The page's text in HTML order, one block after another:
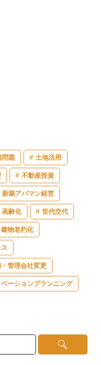
問題 土地活用
不動産投資
新築アパマン経営
高齢化 世代交代
建物老朽化
管理会社変更
ベーションプランニング